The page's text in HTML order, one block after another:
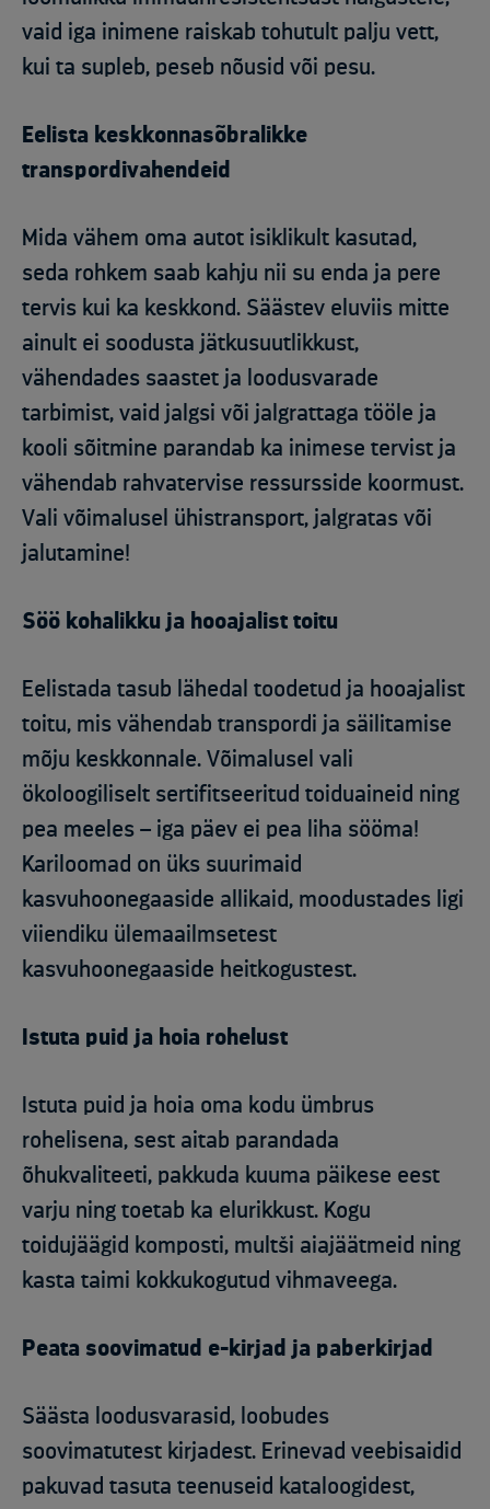
vaid iga inimene raiskab tohutult palju vett,
kui ta supleb, peseb nõusid või pesu.
Eelista keskkonnasõbralikke
transpordivahendeid
Mida vähem oma autot isiklikult kasutad,
seda rohkem saab kahju nii su enda ja pere
tervis kui ka keskkond. Säästev eluviis mitte
ainult ei soodusta jätkusuutlikkust,
vähendades saastet ja loodusvarade
tarbimist, vaid jalgsi või jalgrattaga tööle ja
kooli sõitmine parandab ka inimese tervist ja
vähendab rahvatervise ressursside koormust.
Vali võimalusel ühistransport, jalgratas või
jalutamine!
Söö kohalikku ja hooajalist toitu
Eelistada tasub lähedal toodetud ja hooajalist
toitu, mis vähendab transpordi ja säilitamise
mõju keskkonnale. Võimalusel vali
ökoloogiliselt sertifitseeritud toiduaineid ning
pea meeles – iga päev ei pea liha sööma!
Kariloomad on üks suurimaid
kasvuhoonegaaside allikaid, moodustades ligi
viiendiku ülemaailmsetest
kasvuhoonegaaside heitkogustest.
Istuta puid ja hoia rohelust
Istuta puid ja hoia oma kodu ümbrus
rohelisena, sest aitab parandada
õhukvaliteeti, pakkuda kuuma päikese eest
varju ning toetab ka elurikkust. Kogu
toidujäägid komposti, multši aiajäätmeid ning
kasta taimi kokkukogutud vihmaveega.
Peata soovimatud e-kirjad ja paberkirjad
Säästa loodusvarasid, loobudes
soovimatutest kirjadest. Erinevad veebisaidid
pakuvad tasuta teenuseid kataloogidest,